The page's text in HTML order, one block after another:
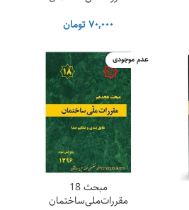
۷۰,۰۰۰تومان
عدم موجودی
مبحث 18
مقررات‌ملی‌ساختمان